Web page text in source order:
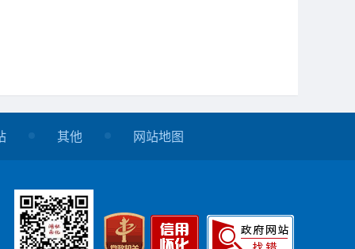
其他 网站地图